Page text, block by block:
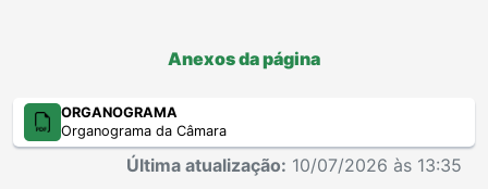
Anexos da página
ORGANOGRAMA
Organograma da Câmara
Última atualização: 10/07/2026 às 13:35